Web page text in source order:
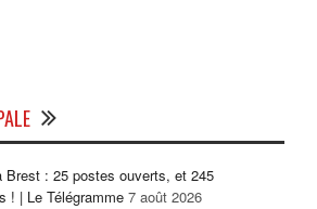
Brest : 25 postes ouverts, et 245
! | Le Télégramme 7 août 2026